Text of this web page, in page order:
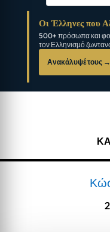
Οι Έλληνες που
500+ πρόσωπα και
τον Ελληνισμό
Ανακάλυψέ τους →